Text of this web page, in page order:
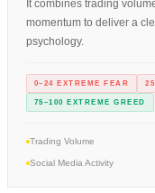
It combines trading
momentum to deliver a
psychology.
0–24 EXTREME FEAR
75–100 EXTREME GREED
Trading Volume
Social Media Activity